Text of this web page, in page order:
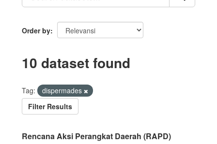
Order by
10 dataset found
Tag:
dispermades
Filter Results
Rencana Aksi Perangkat Daerah (RAPD)